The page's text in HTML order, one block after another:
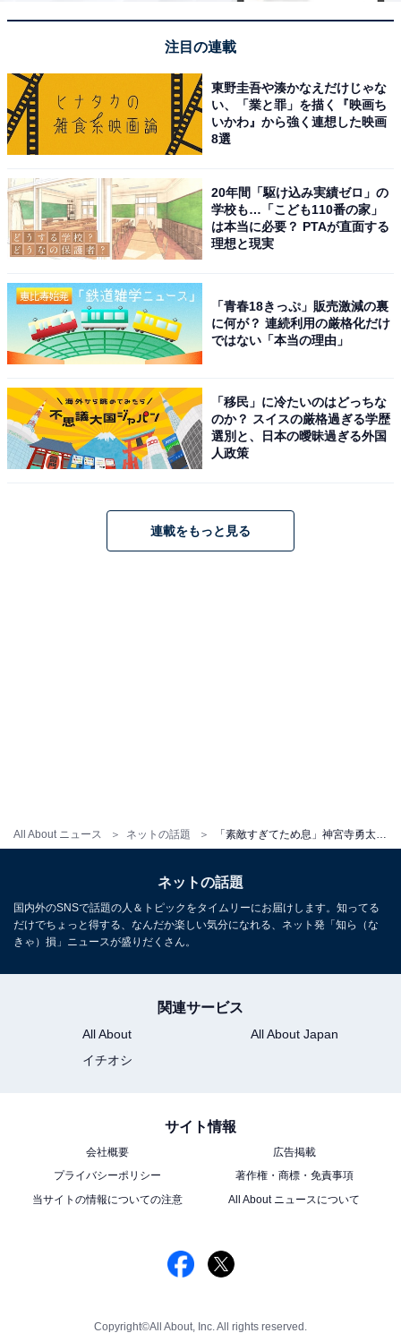
All About ニュース ネットの話題 「素敵すぎてため息」神宮寺勇太、“色気ダダ漏れ”なモデルショットに反響！ 「クラっとしました」
注目の連載
東野圭吾や湊かなえだけじゃな
い、「業と罪」を描く『映画ち
いかわ』から強く連想した映画
8選
20年間「駆け込み実績ゼロ」の
学校も…「こども110番の家」
は本当に必要？ PTAが直面する
理想と現実
「青春18きっぷ」販売激減の裏
に何が？ 連続利用の厳格化だけ
ではない「本当の理由」
「移民」に冷たいのはどっちな
のか？ スイスの厳格過ぎる学歴
選別と、日本の曖昧過ぎる外国
人政策
連載をもっと見る
ネットの話題
国内外のSNSで話題の人＆トピックをタイムリーにお届けします。知ってる
だけでちょっと得する、なんだか楽しい気分になれる、ネット発「知ら（な
きゃ）損」ニュースが盛りだくさん。
関連サービス
All About
All About Japan
イチオシ
サイト情報
会社概要
広告掲載
プライバシーポリシー
著作権・商標・免責事項
当サイトの情報についての注意
All About ニュースについて
Copyright©All About, Inc. All rights reserved.